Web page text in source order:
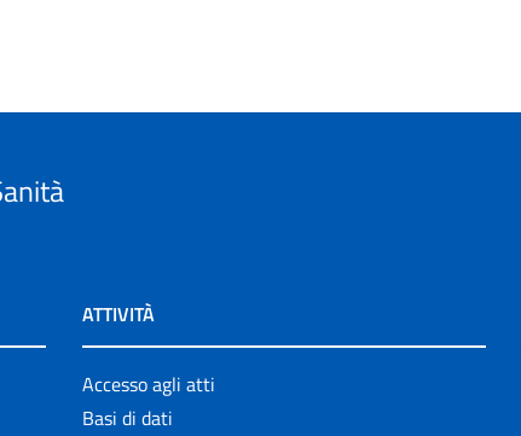
ATTIVITÀ
Accesso agli atti
Basi di dati